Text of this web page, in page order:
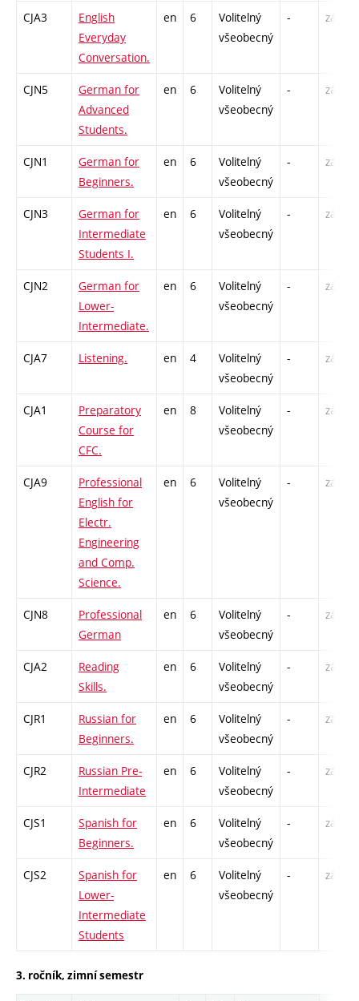
CJA3
English
Everyday
Conversation.
en 6
Volitelný
všeobecný
- zá,zk
CJN5
German for
Advanced
Students.
en 6
Volitelný
všeobecný
- zá,zk
CJN1
German for
Beginners.
en 6
Volitelný
všeobecný
- zá,zk
CJN3
German for
Intermediate
Students I.
en 6
Volitelný
všeobecný
- zá,zk
CJN2
German for
Lower-
Intermediate.
en 6
Volitelný
všeobecný
- zá,zk
CJA7 Listening. en 4
Volitelný
všeobecný
- zá,zk
CJA1
Preparatory
Course for
CFC.
en 8
Volitelný
všeobecný
- zá,zk
CJA9
Professional
English for
Electr.
Engineering
and Comp.
Science.
en 6
Volitelný
všeobecný
- zá,zk
CJN8
Professional
German
en 6
Volitelný
všeobecný
- zá,zk
CJA2
Reading
Skills.
en 6
Volitelný
všeobecný
- zá,zk
CJR1
Russian for
Beginners.
en 6
Volitelný
všeobecný
- zá,zk
CJR2
Russian Pre-
Intermediate
en 6
Volitelný
všeobecný
- zá,zk
CJS1
Spanish for
Beginners.
en 6
Volitelný
všeobecný
- zá,zk
CJS2
Spanish for
Lower-
Intermediate
Students
en 6
Volitelný
všeobecný
- zá,zk
3. ročník, zimní semestr